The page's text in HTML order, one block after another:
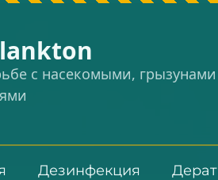
с насекомыми,
Дезинфекция